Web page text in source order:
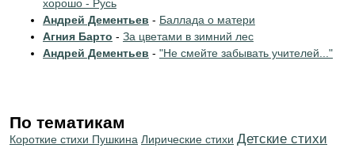
хорошо - Русь
Андрей Дементьев - Баллада о матери
Агния Барто - За цветами в зимний лес
Андрей Дементьев - "Не смейте забывать учителей..."
По тематикам
Короткие стихи Пушкина Лирические стихи Детские стихи